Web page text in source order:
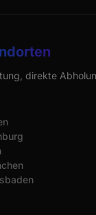
direkte